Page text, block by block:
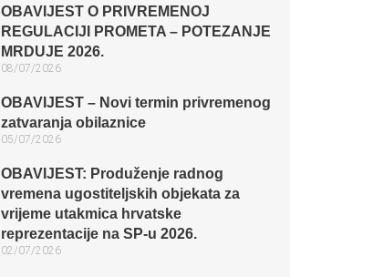
OBAVIJEST O PRIVREMENOJ
REGULACIJI PROMETA – POTEZANJE
MRDUJE 2026.
08/07/2026
OBAVIJEST – Novi termin privremenog
zatvaranja obilaznice​
05/07/2026
OBAVIJEST: Produženje radnog
vremena ugostiteljskih objekata za
vrijeme utakmica hrvatske
reprezentacije na SP-u 2026.
02/07/2026